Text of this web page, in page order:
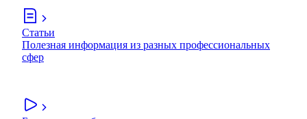
Статьи
Полезная информация из разных профессиональных
сфер